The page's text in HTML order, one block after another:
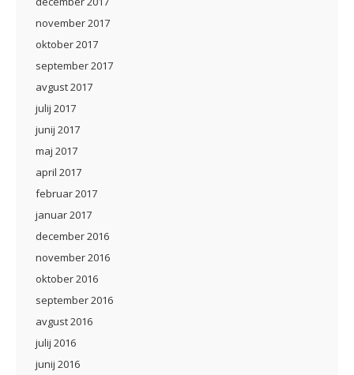
november 2017
oktober 2017
september 2017
avgust 2017
julij 2017
junij 2017
maj 2017
april 2017
februar 2017
januar 2017
december 2016
november 2016
oktober 2016
september 2016
avgust 2016
julij 2016
junij 2016